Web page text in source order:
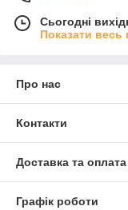
Сьогодні
Показати весь
Про нас
Контакти
Доставка та оплата
Графік роботи